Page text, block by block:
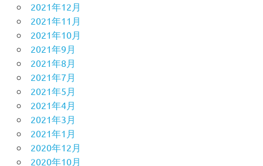
2021年12月
2021年11月
2021年10月
2021年9月
2021年8月
2021年7月
2021年5月
2021年4月
2021年3月
2021年1月
2020年12月
2020年10月